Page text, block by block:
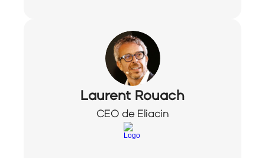
Laurent Rouach
CEO de Eliacin